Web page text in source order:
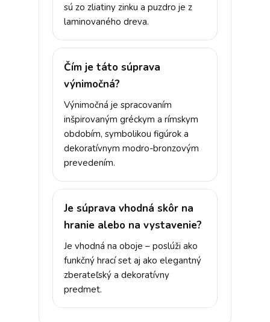
sú zo zliatiny zinku a puzdro je z
laminovaného dreva.
Čím je táto súprava
výnimočná?
Výnimočná je spracovaním
inšpirovaným gréckym a rímskym
obdobím, symbolikou figúrok a
dekoratívnym modro-bronzovým
prevedením.
Je súprava vhodná skôr na
hranie alebo na vystavenie?
Je vhodná na oboje – poslúži ako
funkčný hrací set aj ako elegantný
zberateľský a dekoratívny
predmet.